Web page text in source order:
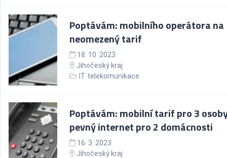
Poptávám: mobilního operátora na
neomezený tarif
18. 10. 2023
Jihočeský kraj
IT telekomunikace
Poptávám: mobilní tarif pro 3
pevný internet pro 2 domácnosti
16. 3. 2023
Jihočeský kraj